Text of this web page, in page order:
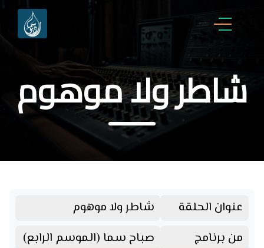
شاطر ولا موهوم
عنوان الحلقة
شاطر ولا موهوم
من برنامج
صباح سما (الموسم الرابع)